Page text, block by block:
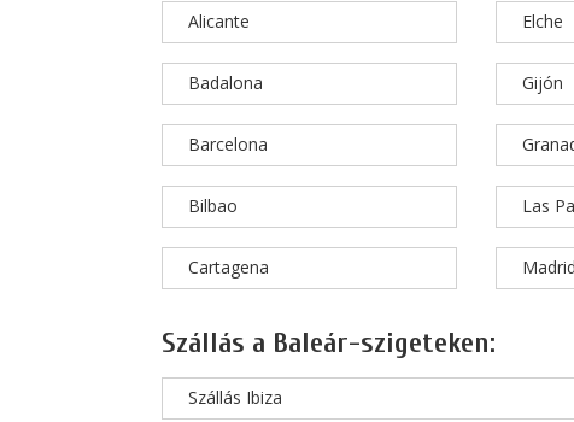
Alicante
Badalona
Barcelona
Bilbao
Cartagena
Elche
Gijón
Las
Madrid
Szállás a Baleár-szigeteken:
Szállás Ibiza